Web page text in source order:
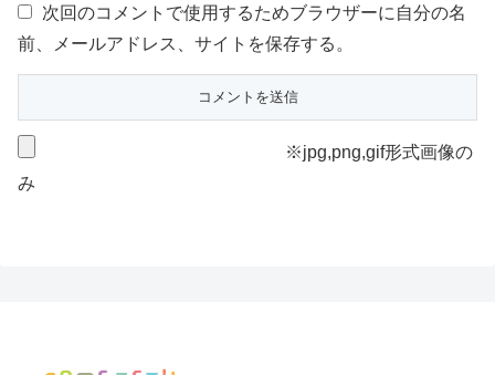
次回のコメントで使用するためブラウザーに自分の名
前、メールアドレス、サイトを保存する。
※jpg,png,gif形式画像の
み